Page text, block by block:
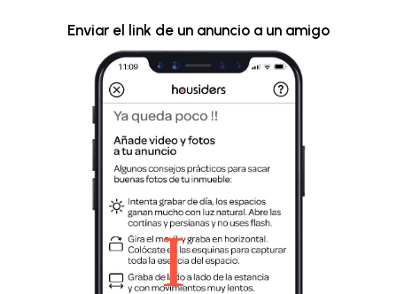
Enviar el link de un anuncio a un amigo